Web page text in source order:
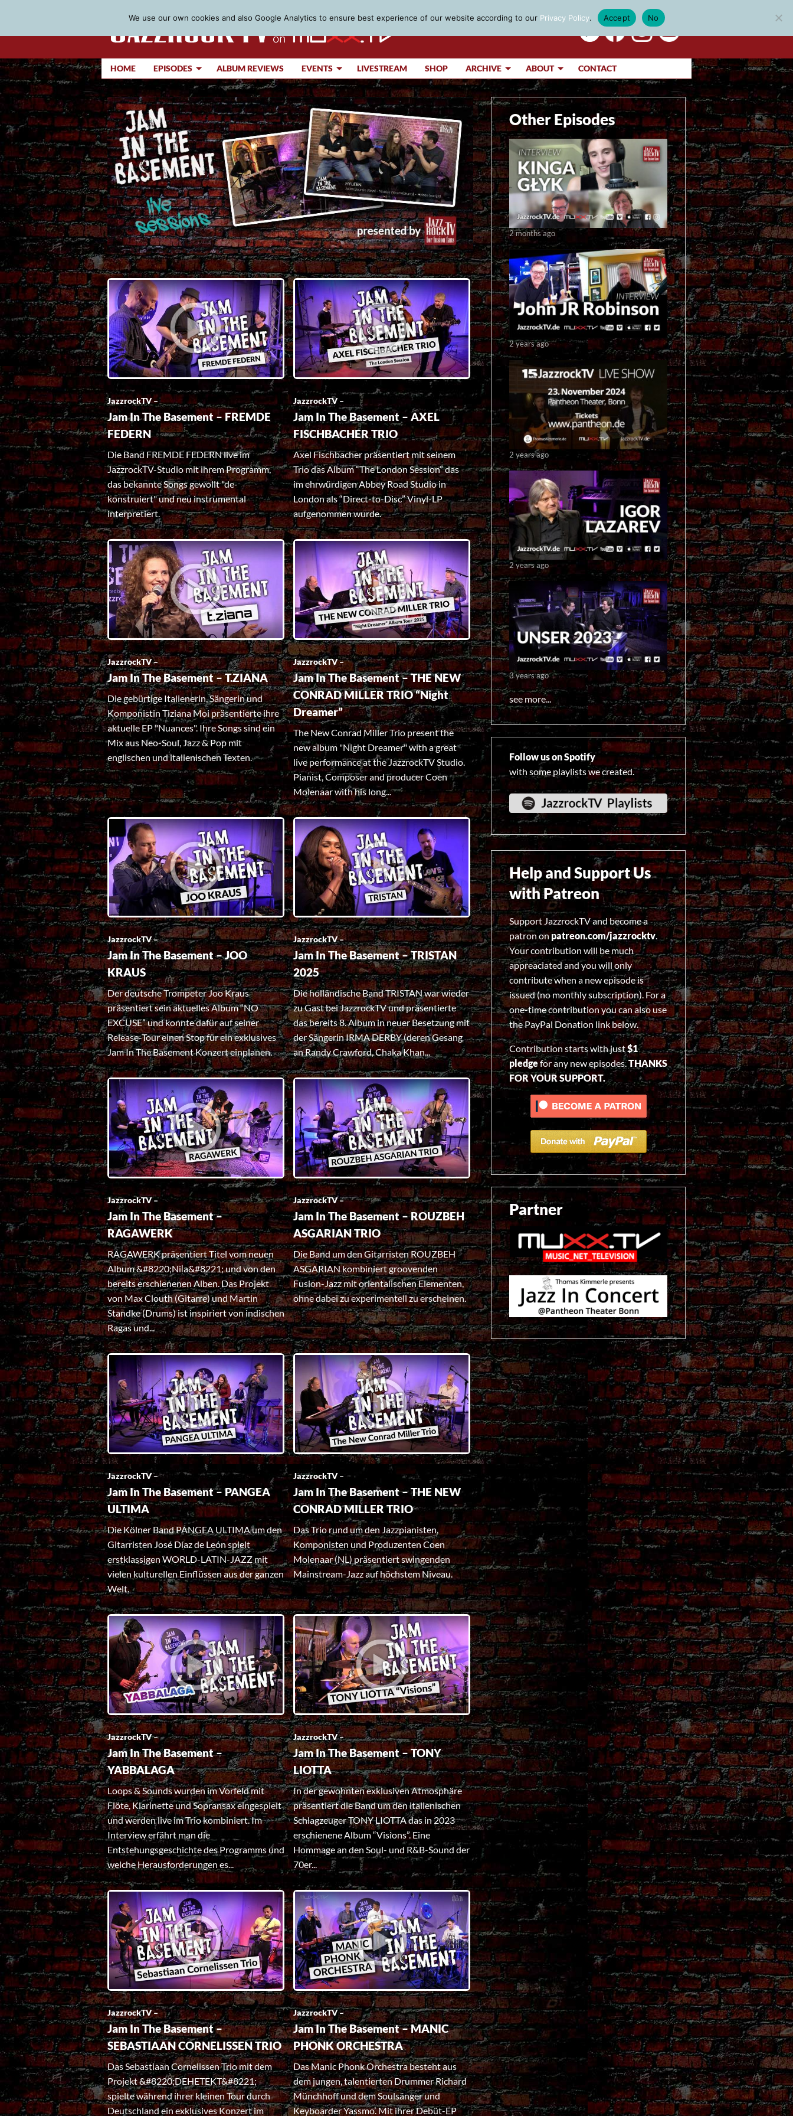
HOME EPISODES ALBUM REVIEWS EVENTS LIVESTREAM SHOP ARCHIVE ABOUT CONTACT
JazzrockTV –
Jam In The Basement – FREMDE
FEDERN
Die Band FREMDE FEDERN live im
JazzrockTV-Studio mit ihrem Programm,
das bekannte Songs gewollt "de-
konstruiert" und neu instrumental
interpretiert.
JazzrockTV –
Jam In The Basement – AXEL
FISCHBACHER TRIO
Axel Fischbacher präsentiert mit seinem
Trio das Album “The London Session” das
im ehrwürdigen Abbey Road Studio in
London als “Direct-to-Disc” Vinyl-LP
aufgenommen wurde.
JazzrockTV –
Jam In The Basement – T.ZIANA
Die gebürtige Italienerin, Sängerin und
Komponistin Tiziana Moi präsentierte ihre
aktuelle EP "Nuances". Ihre Songs sind ein
Mix aus Neo-Soul, Jazz & Pop mit
englischen und italienischen Texten.
JazzrockTV –
Jam In The Basement – THE NEW
CONRAD MILLER TRIO “Night
Dreamer”
The New Conrad Miller Trio present the
new album "Night Dreamer" with a great
live performance at the JazzrockTV Studio.
Pianist, Composer and producer Coen
Molenaar with his long...
JazzrockTV –
Jam In The Basement – JOO
KRAUS
Der deutsche Trompeter Joo Kraus
präsentiert sein aktuelles Album “NO
EXCUSE” und konnte dafür auf seiner
Release-Tour einen Stop für ein exklusives
Jam In The Basement Konzert einplanen.
JazzrockTV –
Jam In The Basement – TRISTAN
2025
Die holländische Band TRISTAN war wieder
zu Gast bei JazzrockTV und präsentierte
das bereits 8. Album in neuer Besetzung mit
der Sängerin IRMA DERBY (deren Gesang
an Randy Crawford, Chaka Khan...
JazzrockTV –
Jam In The Basement –
RAGAWERK
RAGAWERK präsentiert Titel vom neuen
Album &#8220;Niḷa&#8221; und von den
bereits erschienenen Alben. Das Projekt
von Max Clouth (Gitarre) und Martin
Standke (Drums) ist inspiriert von indischen
Ragas und...
JazzrockTV –
Jam In The Basement – ROUZBEH
ASGARIAN TRIO
Die Band um den Gitarristen ROUZBEH
ASGARIAN kombiniert groovenden
Fusion-Jazz mit orientalischen Elementen,
ohne dabei zu experimentell zu erscheinen.
JazzrockTV –
Jam In The Basement – PANGEA
ULTIMA
Die Kölner Band PANGEA ULTIMA um den
Gitarristen José Díaz de León spielt
erstklassigen WORLD-LATIN-JAZZ mit
vielen kulturellen Einflüssen aus der ganzen
Welt.
JazzrockTV –
Jam In The Basement – THE NEW
CONRAD MILLER TRIO
Das Trio rund um den Jazzpianisten,
Komponisten und Produzenten Coen
Molenaar (NL) präsentiert swingenden
Mainstream-Jazz auf höchstem Niveau.
JazzrockTV –
Jam In The Basement –
YABBALAGA
Loops & Sounds wurden im Vorfeld mit
Flöte, Klarinette und Sopransax eingespielt
und werden live im Trio kombiniert. Im
Interview erfährt man die
Entstehungsgeschichte des Programms und
welche Herausforderungen es...
JazzrockTV –
Jam In The Basement – TONY
LIOTTA
In der gewohnten exklusiven Atmosphäre
präsentiert die Band um den italienischen
Schlagzeuger TONY LIOTTA das in 2023
erschienene Album “Visions”. Eine
Hommage an den Soul- und R&B-Sound der
70er...
JazzrockTV –
Jam In The Basement –
SEBASTIAAN CORNELISSEN TRIO
Das Sebastiaan Cornelissen Trio mit dem
Projekt &#8220;DEHETEKT&#8221;
spielte während ihrer kleinen Tour durch
Deutschland ein exklusives Konzert im
JazzrockTV –
Jam In The Basement – MANIC
PHONK ORCHESTRA
Das Manic Phonk Orchestra besteht aus
dem jungen, talentierten Drummer Richard
Münchhoff und dem Soulsänger und
Keyboarder Yassmo’. Mit ihrer Debüt-EP
Other Episodes
2 months ago
2 years ago
2 years ago
2 years ago
3 years ago
see more...
Follow us on Spotify
with some playlists we created.
Help and Support Us
with Patreon
Support JazzrockTV and become a
patron on patreon.com/jazzrocktv
Your contribution will be much
appreaciated and you will only
contribute when a new episode is
issued (no monthly subscription). For a
one-time contribution you can also use
thePayPal Donation link below.
Contribution starts with just$1
pledgefor any new episodes.THANKS
FOR YOUR SUPPORT.
Partner
We use our own cookies and also Google Analytics to ensure best experience of our website according to our Privacy Policy. Accept No